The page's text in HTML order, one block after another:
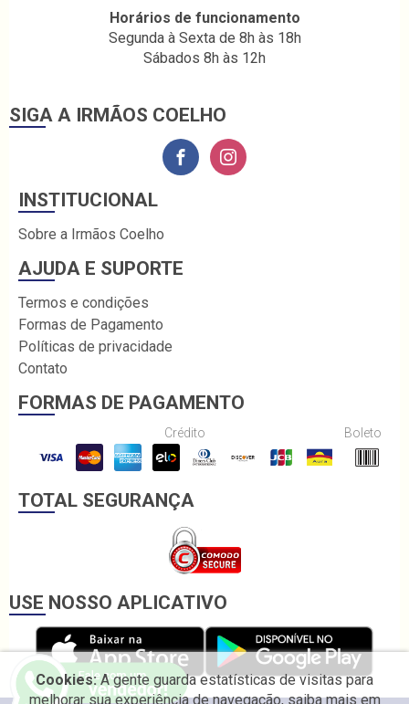
Horários de funcionamento
Segunda à Sexta de 8h às 18h
Sábados 8h às 12h
SIGA A IRMÃOS COELHO
INSTITUCIONAL
Sobre a Irmãos Coelho
AJUDA E SUPORTE
Termos e condições
Formas de Pagamento
Políticas de privacidade
Contato
FORMAS DE PAGAMENTO
Crédito Boleto
TOTAL SEGURANÇA
USE NOSSO APLICATIVO
Cookies:A gente guarda estatísticas de visitas para
melhorar sua experiência de navegação, saiba mais em